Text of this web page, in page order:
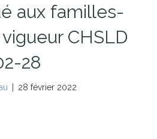
aux familles-
CHSLD
28
28 février 2022